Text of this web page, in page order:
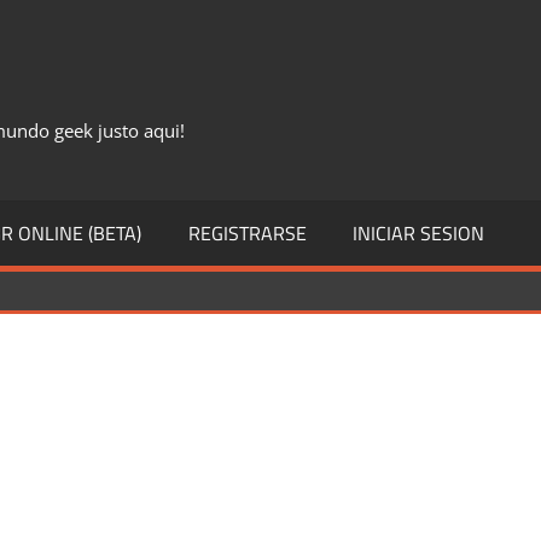
geek justo aqui!
ONLINE (BETA) REGISTRARSE INICIAR SESION